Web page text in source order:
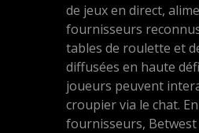
de jeux en direct,
fournisseurs
tables de roulette et
diffusées en haute
joueurs peuvent
croupier via le chat.
fournisseurs, Betwest